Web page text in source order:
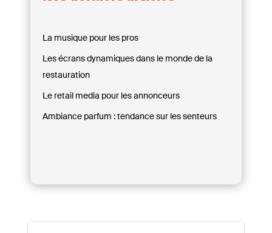
La musique pour les pros
Les écrans dynamiques dans le monde de la
restauration
Le retail media pour les annonceurs
Ambiance parfum : tendance sur les senteurs